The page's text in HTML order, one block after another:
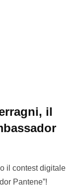
il
il contest digitale
Pantene”!